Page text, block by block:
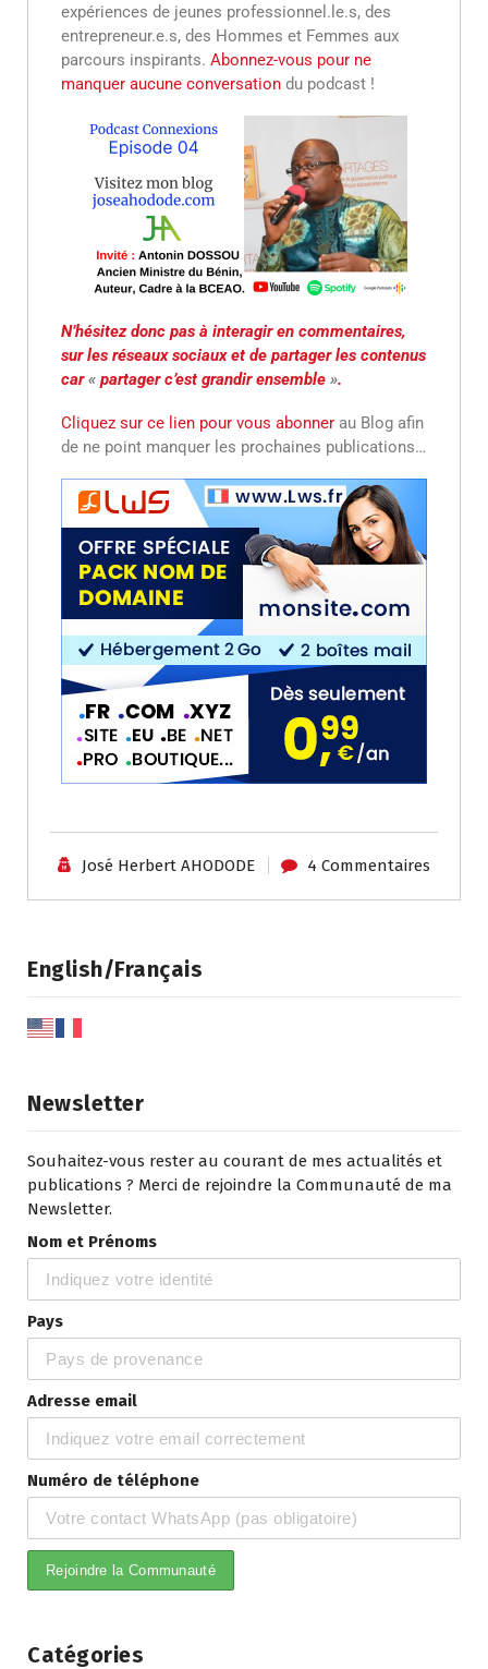
expériences de jeunes professionnel.le.s, des
entrepreneur.e.s, des Hommes et Femmes aux
parcours inspirants. Abonnez-vous pour ne
manquer aucune conversation du podcast !
N’hésitez donc pas à interagir en commentaires,
sur les réseaux sociaux et de partager les contenus
car« partager c’est grandir ensemble ».
Cliquez sur ce lien pour vous abonner au Blog afin
de ne point manquer les prochaines publications…
José Herbert AHODODE 4 Commentaires
English/Français
Newsletter
Souhaitez-vous rester au courant de mes actualités et
publications ? Merci de rejoindre la Communauté de ma
Newsletter.
Nom et Prénoms
Pays
Adresse email
Numéro de téléphone
Catégories